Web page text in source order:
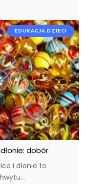
EDUKACJA DZIECI
dobór
i dłonie to
…